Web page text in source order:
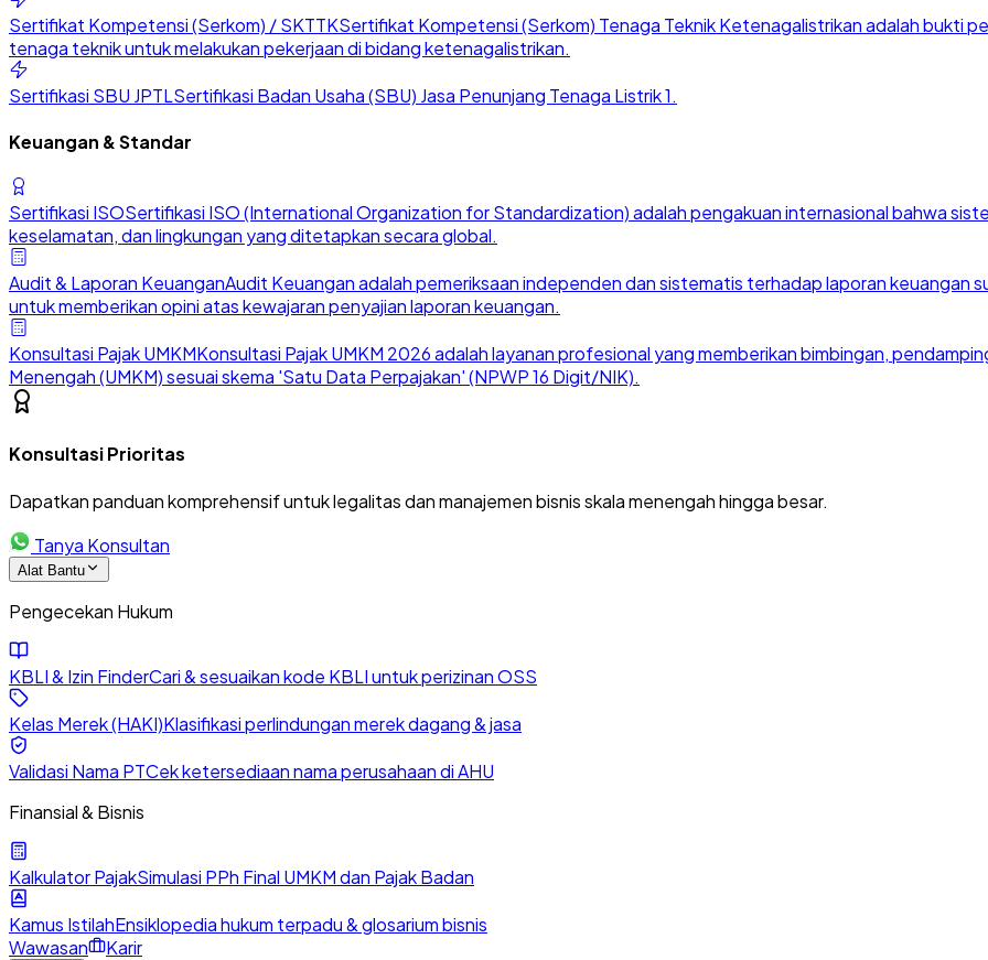
Sertifikat Kompetensi (Serkom) / SKTTKSertifikat Kompetensi (Serkom) Tenaga Teknik Ketenagalistrikan adalah bukti
tenaga teknik untuk melakukan pekerjaan di bidang ketenagalistrikan.
Sertifikasi SBU JPTLSertifikasi Badan Usaha (SBU) Jasa Penunjang Tenaga Listrik 1.
Keuangan & Standar
Sertifikasi ISOSertifikasi ISO (International Organization for Standardization) adalah pengakuan internasional bahwa
keselamatan, dan lingkungan yang ditetapkan secara global.
Audit & Laporan KeuanganAudit Keuangan adalah pemeriksaan independen dan sistematis terhadap laporan keuangan
untuk memberikan opini atas kewajaran penyajian laporan keuangan.
Konsultasi Pajak UMKMKonsultasi Pajak UMKM 2026 adalah layanan profesional yang memberikan bimbingan,
Menengah (UMKM) sesuai skema 'Satu Data Perpajakan' (NPWP 16 Digit/NIK).
Konsultasi Prioritas
Dapatkan panduan komprehensif untuk legalitas dan manajemen bisnis skala menengah hingga besar.
Tanya Konsultan
Alat Bantu
Pengecekan Hukum
KBLI & Izin FinderCari & sesuaikan kode KBLI untuk perizinan OSS
Kelas Merek (HAKI)Klasifikasi perlindungan merek dagang & jasa
Validasi Nama PTCek ketersediaan nama perusahaan di AHU
Finansial & Bisnis
Kalkulator PajakSimulasi PPh Final UMKM dan Pajak Badan
Kamus IstilahEnsiklopedia hukum terpadu & glosarium bisnis
Wawasan
Karir